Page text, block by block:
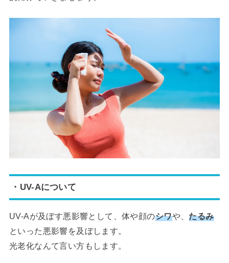
・UV-Aについて
UV-Aが及ぼす悪影響として、体や顔のシワや、 たるみ
といった悪影響を及ぼします。
光老化なんて言い方もします。